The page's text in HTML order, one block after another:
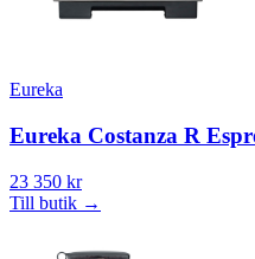
Eureka
Eureka Costanza R
23 350 kr
Till butik →